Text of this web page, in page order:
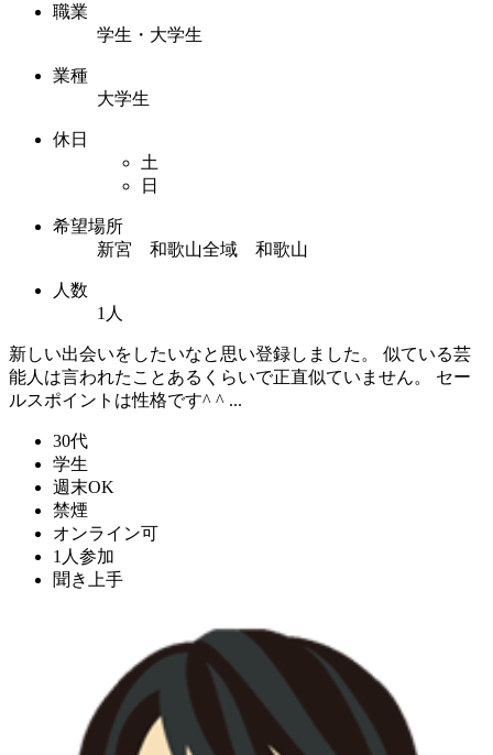
職業
学生・大学生
業種
大学生
休日
土
日
希望場所
新宮 和歌山全域 和歌山
人数
1人
新しい出会いをしたいなと思い登録しました。 似ている芸
能人は言われたことあるくらいで正直似ていません。 セー
ルスポイントは性格です^ ^ ...
30代
学生
週末OK
禁煙
オンライン可
1人参加
聞き上手